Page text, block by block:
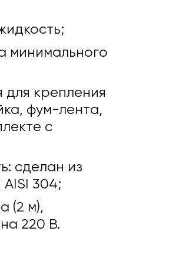
минимального
крепления
фум-лента,
с
сделан из
304;
(2 м),
220 В.